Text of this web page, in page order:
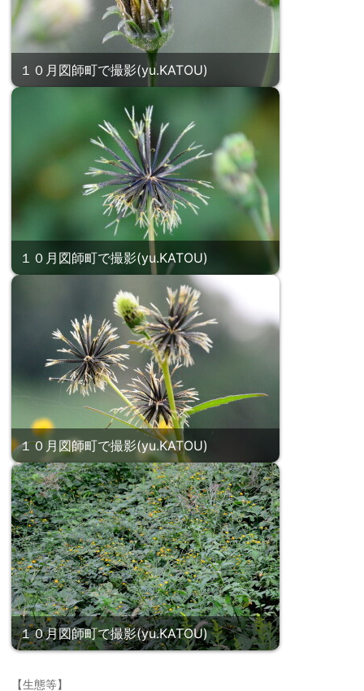
１０月図師町で撮影(yu.KATOU)
１０月図師町で撮影(yu.KATOU)
１０月図師町で撮影(yu.KATOU)
１０月図師町で撮影(yu.KATOU)
【生態等】